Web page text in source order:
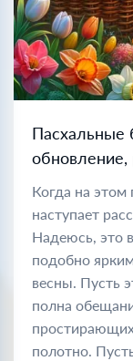
Пасхальные
обновление,
Когда на этом
наступает
Надеюсь, это
подобно
весны. Пусть
полна
полотно.